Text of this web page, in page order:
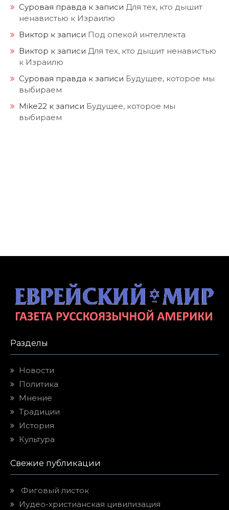
Суровая правда к записи Для тех, кто дышит
ненавистью к Израилю
Виктор к записи Под опекой интеллекта
Виктор к записи Для тех, кто дышит ненавистью
к Израилю
Суровая правда к записи Будущее, которое мы
выбираем
Mike22 к записи Будущее, которое мы
выбираем
Разделы
Новости
Политика
Мнение
Традиции
История
Культура
Свежие публикации
Фиговый листок
Иудео-христианская цивилизация